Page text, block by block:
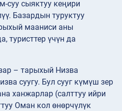
суу сыяктуу кеңири
Базардын туруктуу
мааниси аны
туристтер үчүн да
– тарыхый Низва
суугу. Бул сууг күмүш зер
ханжарлар (салттуу ийри
Оман кол өнөрчүлүк